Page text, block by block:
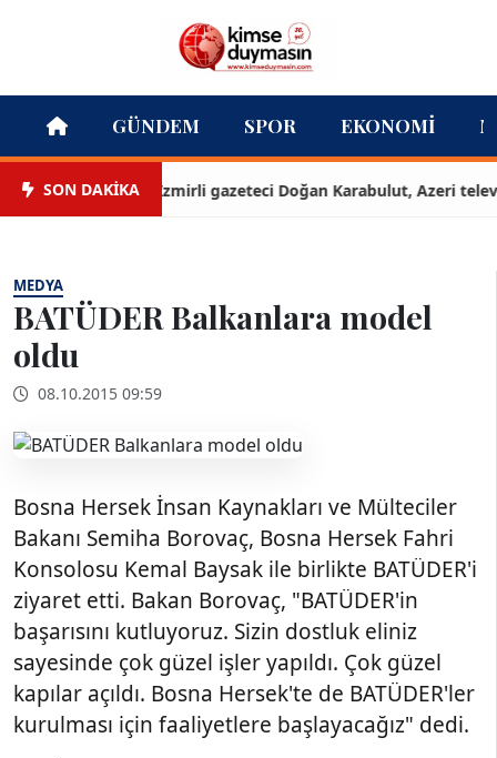
GÜNDEM SPOR EKONOMI
SON DAKİKAİzmirli gazeteci Doğan Karabulut, Azeri
MEDYA
BATÜDER Balkanlara model
oldu
08.10.2015 09:59
Bosna Hersek İnsan Kaynakları ve Mülteciler
Bakanı Semiha Borovaç, Bosna Hersek Fahri
Konsolosu Kemal Baysak ile birlikte BATÜDER'i
ziyaret etti. Bakan Borovaç, "BATÜDER'in
başarısını kutluyoruz. Sizin dostluk eliniz
sayesinde çok güzel işler yapıldı. Çok güzel
kapılar açıldı. Bosna Hersek'te de BATÜDER'ler
kurulması için faaliyetlere başlayacağız" dedi.